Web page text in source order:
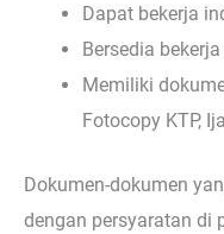
Dapat bekerja
Bersedia
Memiliki
Fotocopy KTP,
Dokumen-dokumen
dengan persyaratan di